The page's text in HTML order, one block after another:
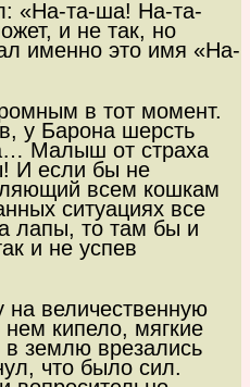
«На-та-ша! На-та-
и не так, но
именно это имя «На-
в тот момент.
у Барона шерсть
Малыш от страха
И если бы не
всем кошкам
ситуациях все
лапы, то там бы и
и не успев
на величественную
кипело, мягкие
в землю врезались
что было сил.